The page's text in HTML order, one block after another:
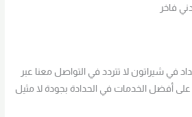
فاخر
في شيراتون لا تتردد في التواصل معنا عبر
أفضل الخدمات في الحدادة بجودة لا مثيل